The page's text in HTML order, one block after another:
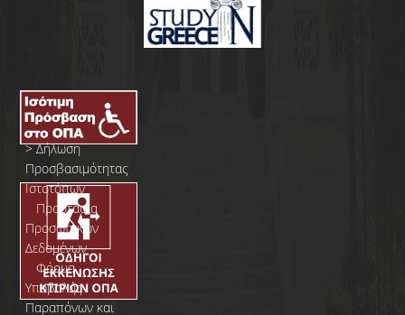
>Δήλωση
Προσβασιμότητας
Ιστοτόπων
Προστασία
Προσωπικών
Δεδομένων
Φόρμα
Yποβολής
Παραπόνων και